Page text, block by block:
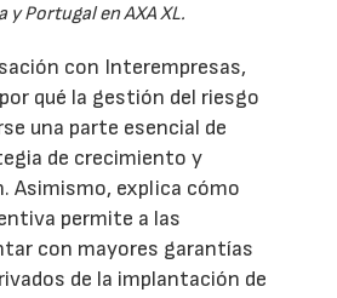
y Portugal en AXA XL.
con Interempresas,
qué la gestión del riesgo
una parte esencial de
de crecimiento y
Asimismo, explica cómo
permite a las
con mayores garantías
de la implantación de